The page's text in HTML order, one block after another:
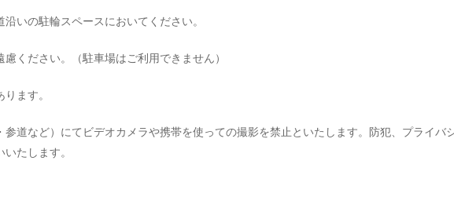
沿いの駐輪スペースにおいてください。
慮ください。（駐車場はご利用できません）
ます。
参道など）にてビデオカメラや携帯を使っての撮影を禁止といたします。防犯、プライバ
たします。